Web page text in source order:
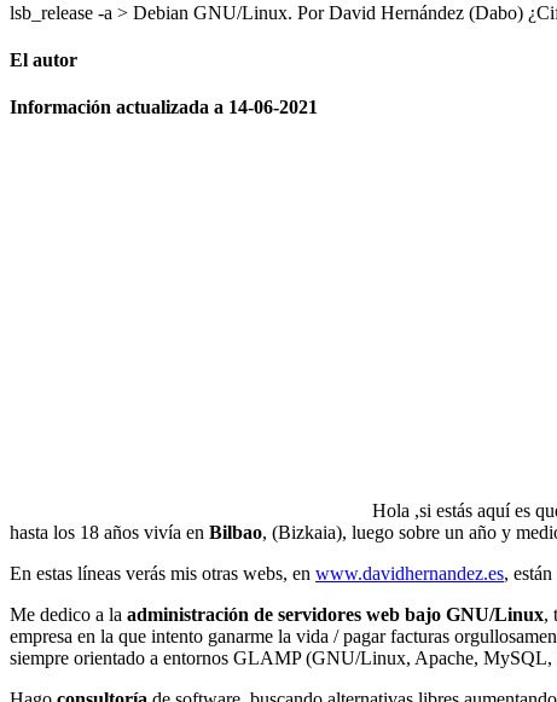
lsb_release -a > Debian GNU/Linux. Por David Hernández (Dabo)
El autor
Información actualizada a 14-06-2021
Hola ,si estás aquí es
hasta los 18 años vivía en Bilbao, (Bizkaia), luego sobre un año y
En estas líneas verás mis otras webs, en www.davidhernandez.es,
Me dedico a la administración de servidores web bajo GNU/Linux,
empresa en la que intento ganarme la vida / pagar facturas
siempre orientado a entornos GLAMP (GNU/Linux, Apache,